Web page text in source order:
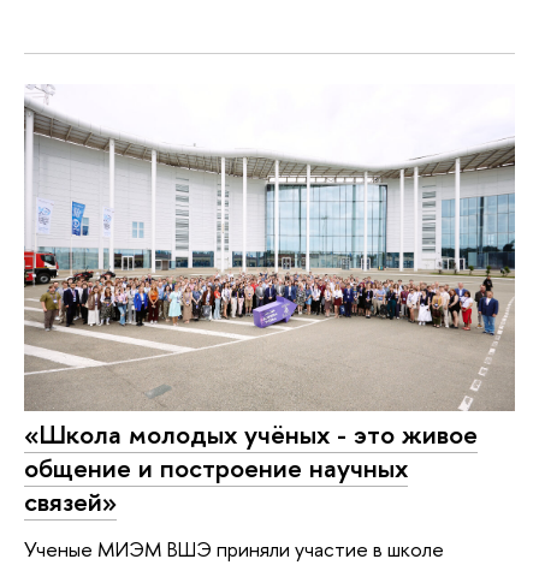
«Школа молодых учëных - это живое
общение и построение научных
связей»
Ученые МИЭМ ВШЭ приняли участие в школе